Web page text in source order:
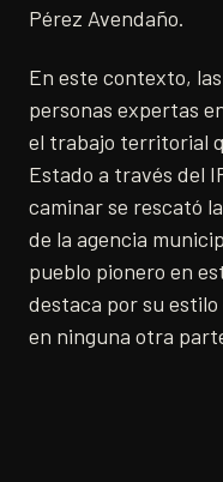
Pérez Avendaño.
En este contexto,
personas expertas
el trabajo territorial
Estado a través del
caminar se rescató
de la agencia
pueblo pionero en
destaca por su
en ninguna otra